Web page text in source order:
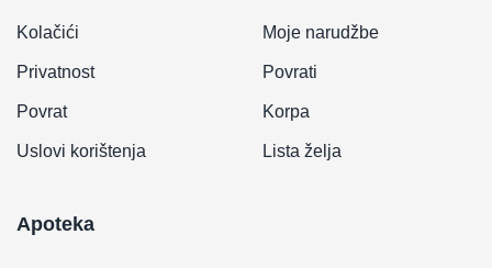
Kolačići
Privatnost
Povrat
Uslovi korištenja
Moje narudžbe
Povrati
Korpa
Lista želja
Apoteka